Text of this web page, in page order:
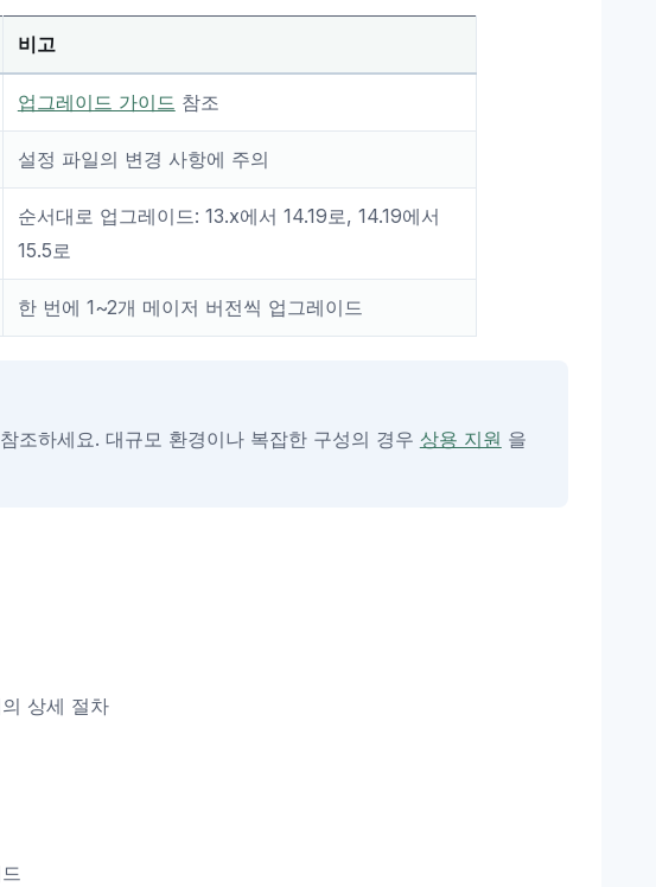
비고
업그레이드 가이드 참조
설정 파일의 변경 사항에 주의
순서대로 업그레이드: 13.x에서 14.19로, 14.19에서
15.5로
한 번에 1~2개 메이저 버전씩 업그레이드
조하세요. 대규모 환경이나 복잡한 구성의 경우 상용 지원 을
상세 절차